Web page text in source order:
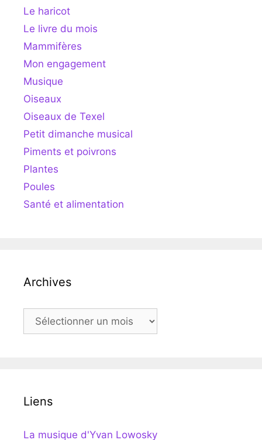
Le haricot
Le livre du mois
Mammifères
Mon engagement
Musique
Oiseaux
Oiseaux de Texel
Petit dimanche musical
Piments et poivrons
Plantes
Poules
Santé et alimentation
Archives
Archives
Liens
La musique d'Yvan Lowosky